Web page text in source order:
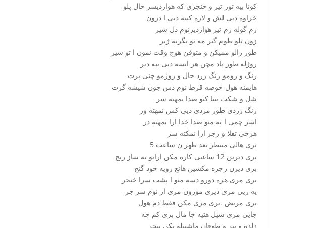
کونا بیه تور تیر و خنجری که هواردیسر خال پلو
خراوه دیی لش و لاره کتیه دیی ا درون
زم گوله زم تیر هواردیرنوم دل شیر
زون تلو طوم گیر مه تو بگرنه ژیر
طور زالو ممیکن و متوقن هوچ وقت نمون ا تو سیر
روژله طور باد مچن هر ایسه دیی بیه دیر
رنگ و رومو رنگ زرد حال و روژمو چنی پرت
هایمنه هول خوصه قرط نوم دس جون شیشه گرت
شل و شکت تنیا کتو صدا نمهته سر
رنگ زردی طور مردی دیی کس نمهته ور
اسر چمی ا یه منو صدا خدا ارا نمهته در
هرچی تقلا و زجر ارا نمکته سر
بری هالی منتظر بعد ظهر ن ساعت 5
بری دیرین 12 ساعتی کاره مکن ارانو به ساز رنج
بری دیرن زجره مکشین هانع رویه خود گنج
بری مری هره دورو دسه منو ا پشت سرا خنجر
یه ریی مری دیری موزون مری ار نوم سر جر
بری مریض .بری مری مکن فقط دم هول
جایی مری سیل هتیه جا مال بری کم چه
زلزه و تیر و طوفان ماشینلو بکن پنچر